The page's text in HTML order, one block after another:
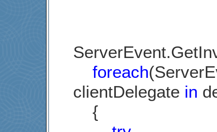
foreach
clientDelegate in
{